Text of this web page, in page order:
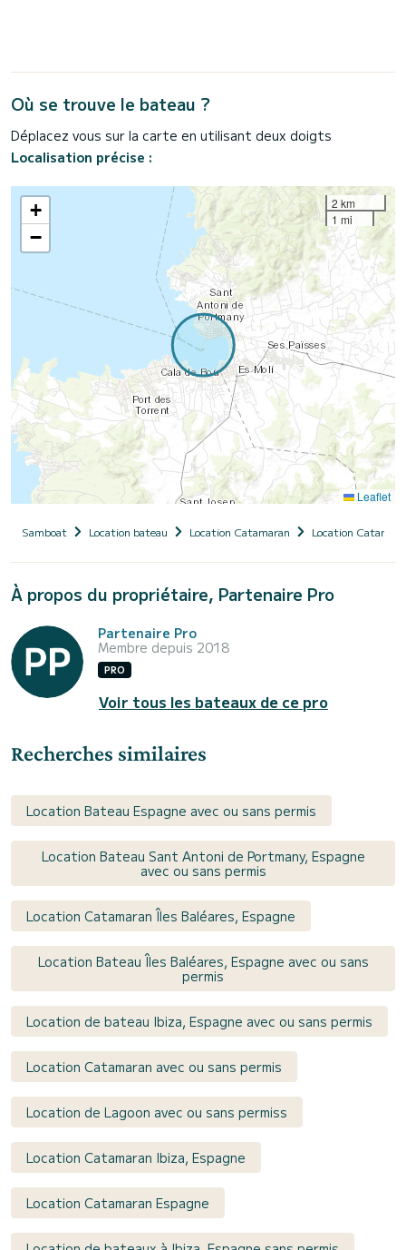
Où se trouve le bateau ?
Déplacez vous sur la carte en utilisant deux doigts
Localisation précise :
+
−
2 km
1 mi
Leaflet
Samboat Location bateau Location Catamaran Location
À propos du propriétaire, Partenaire Pro
Partenaire Pro
Membre depuis 2018
PRO
Voir tous les bateaux de ce pro
Recherches similaires
Location Bateau Espagne avec ou sans permis
Location Bateau Sant Antoni de Portmany, Espagne
avec ou sans permis
Location Catamaran Îles Baléares, Espagne
Location Bateau Îles Baléares, Espagne avec ou sans
permis
Location de bateau Ibiza, Espagne avec ou sans permis
Location Catamaran avec ou sans permis
Location de Lagoon avec ou sans permiss
Location Catamaran Ibiza, Espagne
Location Catamaran Espagne